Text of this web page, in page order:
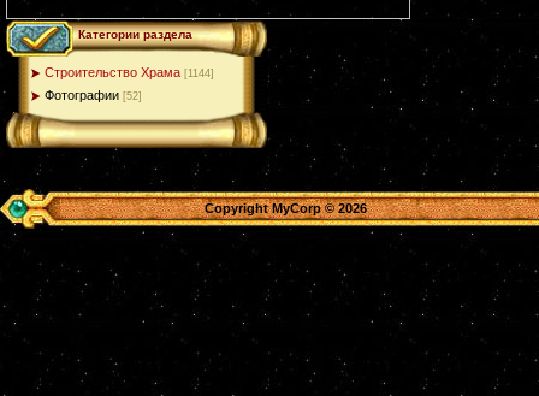
Категории раздела
Строительство Храма [1144]
Фотографии [52]
Copyright MyCorp © 2026